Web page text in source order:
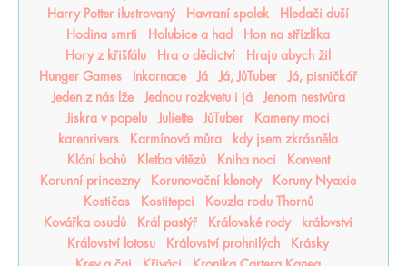
Harry Potter ilustrovaný
Havraní spolek
Hledači duší
Hodina smrti
Holubice a had
Hon na střízlíka
Hory z křišťálu
Hra o dědictví
Hraju abych žil
Hunger Games
Inkarnace Já Já, JůTuber
Já, pisničkář
Jeden z nás lže
Jednou rozkvetu i já
Jenom nestvůra
Jiskra v popelu
Juliette JůTuber
Kameny moci
karenrivers
Karmínová můra
kdy jsem zkrásněla
Klání bohů
Kletba vítězů Kniha noci
Konvent
Korunní princezny
Korunovační klenoty
Koruny Nyaxie
Kostičas
Kostitepci
Kouzla rodu Thornů
Kovářka osudů
Král pastýř Královské rody
království
Království lotosu
Království prohnilých
Krásky